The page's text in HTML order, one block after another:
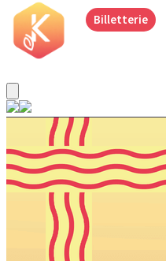
Billetterie